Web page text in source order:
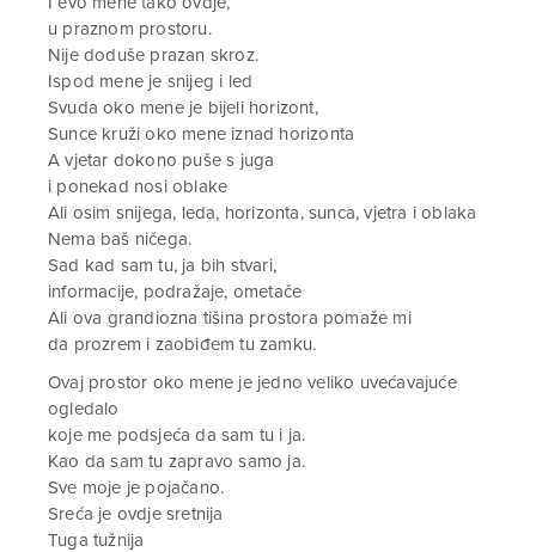
u praznom prostoru.
Nije doduše prazan skroz.
Ispod mene je snijeg i led
Svuda oko mene je bijeli horizont,
Sunce kruži oko mene iznad horizonta
A vjetar dokono puše s juga
i ponekad nosi oblake
Ali osim snijega, leda, horizonta, sunca, vjetra i oblaka
Nema baš ničega.
Sad kad sam tu, ja bih stvari,
informacije, podražaje, ometače
Ali ova grandiozna tišina prostora pomaže mi
da prozrem i zaobiđem tu zamku.
Ovaj prostor oko mene je jedno veliko uvećavajuće
ogledalo
koje me podsjeća da sam tu i ja.
Kao da sam tu zapravo samo ja.
Sve moje je pojačano.
Sreća je ovdje sretnija
Tuga tužnija